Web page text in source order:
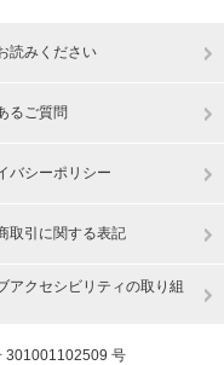
読みください
るご質問
バシーポリシー
取引に関する表記
アクセシビリティの取り組
301001102509 号